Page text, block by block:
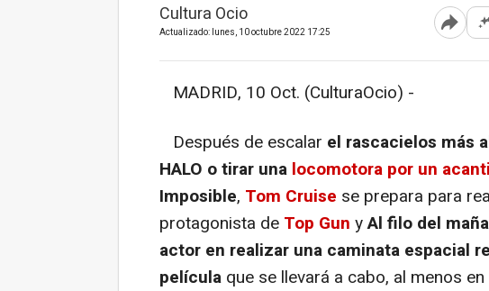
Cultura Ocio
Actualizado: lunes, 10 octubre 2022 17:25 Abrir
MADRID, 10 Oct. (CulturaOcio) -
Después de escalar el rascacielos más
HALO o tirar una locomotora por un
Imposible, Tom Cruise se prepara para
protagonista de Top Gun yAl filo del
actor en realizar una caminata espacial
película que se llevará a cabo, al menos